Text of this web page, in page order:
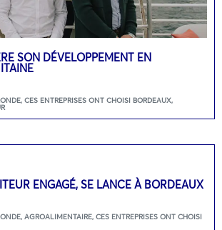
SON DÉVELOPPEMENT EN
, CES ENTREPRISES ONT CHOISI BORDEAUX,
ENGAGÉ, SE LANCE À BORDEAUX
, AGROALIMENTAIRE, CES ENTREPRISES ONT CHOISI